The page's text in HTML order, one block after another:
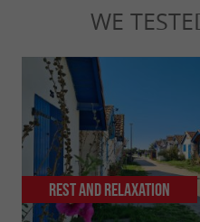
WE
Rest and relaxation